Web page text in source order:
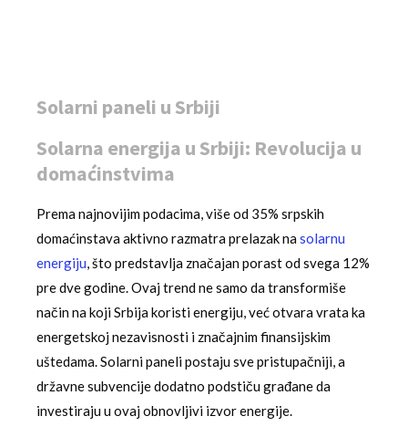
Solarni paneli u Srbiji
Solarna energija u Srbiji: Revolucija u
domaćinstvima
Prema najnovijim podacima, više od 35% srpskih
domaćinstava aktivno razmatra prelazak nasolarnu
energiju, što predstavlja značajan porast od svega 12%
pre dve godine. Ovaj trend ne samo da transformiše
način na koji Srbija koristi energiju, već otvara vrata ka
energetskoj nezavisnosti i značajnim finansijskim
uštedama. Solarni paneli postaju sve pristupačniji, a
državne subvencije dodatno podstiču građane da
investiraju u ovaj obnovljivi izvor energije.